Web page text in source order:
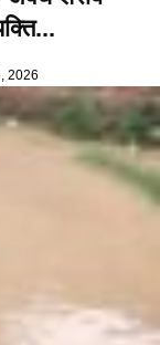
2026